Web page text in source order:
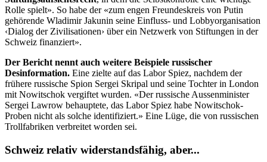
Rolle spielt». So habe der «zum engen Freundeskreis von Putin
gehörende Wladimir Jakunin seine Einfluss- und Lobbyorganisation
‹Dialog der Zivilisationen› über ein Netzwerk von Stiftungen in der
Schweiz finanziert».
Der Bericht nennt auch weitere Beispiele russischer
Desinformation. Eine zielte auf das Labor Spiez, nachdem der
frühere russische Spion Sergei Skripal und seine Tochter in London
mit Nowitschok vergiftet wurden. «Der russische Aussenminister
Sergei Lawrow behauptete, das Labor Spiez habe Nowitschok-
Proben nicht als solche identifiziert.» Eine Lüge, die von russischen
Trollfabriken verbreitet worden sei.
Schweiz relativ widerstandsfähig, aber...